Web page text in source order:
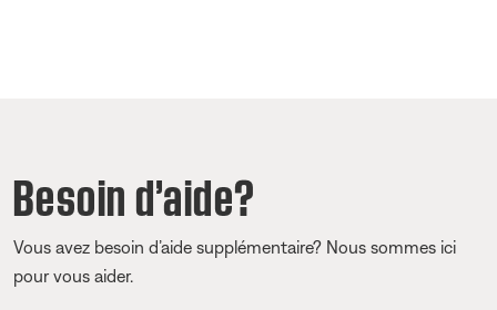
Besoin d’aide?
Vous avez besoin d’aide supplémentaire? Nous sommes ici
pour vous aider.